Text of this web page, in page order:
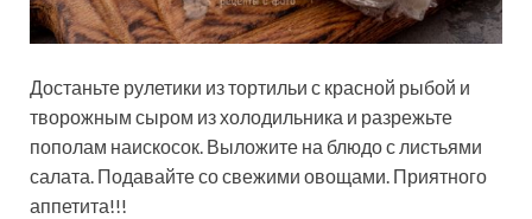
Достаньте рулетики из тортильи с красной рыбой и
творожным сыром из холодильника и разрежьте
пополам наискосок. Выложите на блюдо с листьями
салата. Подавайте со свежими овощами. Приятного
аппетита!!!